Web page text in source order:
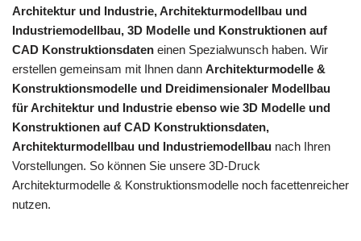
Architektur und Industrie, Architekturmodellbau und
Industriemodellbau, 3D Modelle und Konstruktionen auf
CAD Konstruktionsdaten einen Spezialwunsch haben. Wir
erstellen gemeinsam mit Ihnen dann Architekturmodelle &
Konstruktionsmodelle und Dreidimensionaler Modellbau
für Architektur und Industrie ebenso wie 3D Modelle und
Konstruktionen auf CAD Konstruktionsdaten,
Architekturmodellbau und Industriemodellbau nach Ihren
Vorstellungen. So können Sie unsere 3D-Druck
Architekturmodelle & Konstruktionsmodelle noch facettenreicher
nutzen.